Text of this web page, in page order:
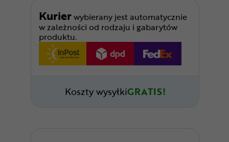
Kurierwybierany jest automatycznie
w zależności od rodzaju i gabarytów
produktu.
Koszty wysyłkiGRATIS!